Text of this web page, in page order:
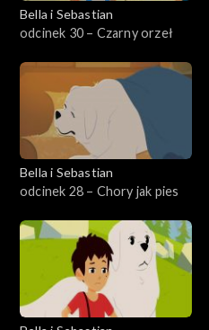
Bella i Sebastian
odcinek 30 – Czarny orzeł
Bella i Sebastian
odcinek 28 – Chory jak pies